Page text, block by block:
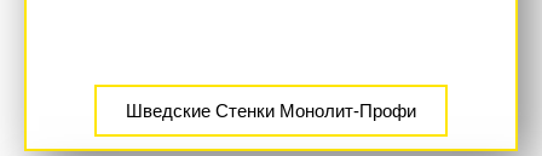
Шведские Стенки Монолит-Профи